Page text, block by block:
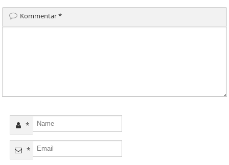
Kommentar*
*
*